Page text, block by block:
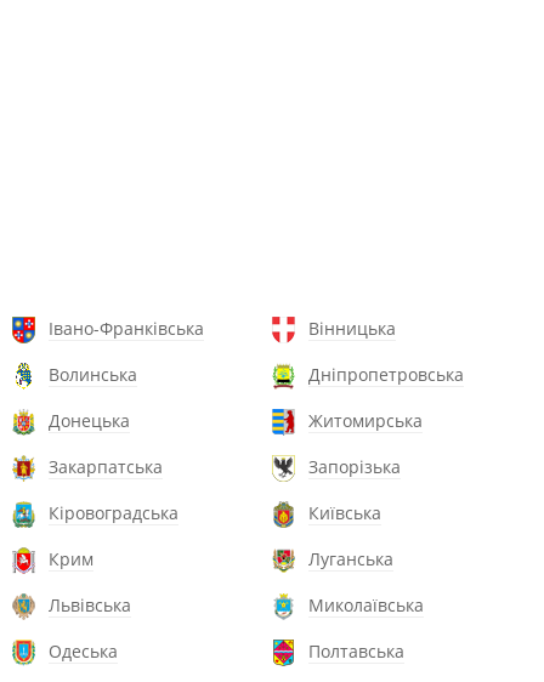
Івано-Франківська
Вінницька
Волинська
Дніпропетровська
Донецька
Житомирська
Закарпатська
Запорізька
Кіровоградська
Київська
Крим
Луганська
Львівська
Миколаївська
Одеська
Полтавська